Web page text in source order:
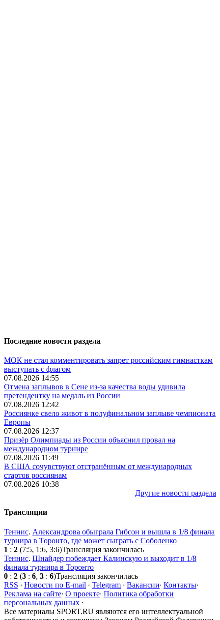
Последние новости раздела
МОК не стал комментировать запрет российским гимнасткам
выступать с флагом
07.08.2026 14:55
Отмена заплывов в Сене из-за качества воды удивила
претендентку на медаль из России
07.08.2026 12:42
Россиянке свело живот в полуфинальном заплыве чемпионата
Европы
07.08.2026 12:37
Призёр Олимпиады из России объяснил провал на
международном турнире
07.08.2026 11:49
В США сочувствуют отстранённым от международных
стартов россиянам
07.08.2026 10:38
Другие новости раздела
Трансляции
Теннис. Александрова обыграла Гибсон и вышла в 1/8 финала
турнира в Торонто, где может сыграть с Соболенко
1 : 2 (7:5, 1:6, 3:6)Трансляция закончилась
Теннис. Шнайдер побеждает Калинскую и выходит в 1/8
финала турнира в Торонто
0 : 2 (3 : 6, 3 : 6)Трансляция закончилась
RSS · Новости по E-mail · Telegram · Вакансии· Контакты·
Реклама на сайте· О проекте· Политика обработки
персональных данных ·
Все материалы SPORT.RU являются его интеллектуальной